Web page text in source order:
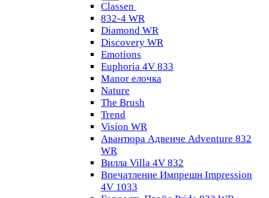
Classen
832-4 WR
Diamond WR
Discovery WR
Emotions
Euphoria 4V 833
Manor елочка
Nature
The Brush
Trend
Vision WR
Авантюра Адвенче Adventure 832
WR
Вилла Villa 4V 832
Впечатление Импрешн Impression
4V 1033